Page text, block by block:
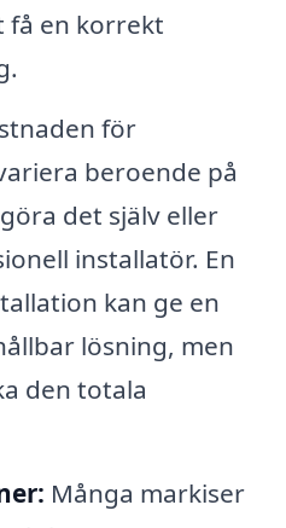
få en korrekt
för
beroende på
det själv eller
installatör. En
kan ge en
lösning, men
den totala
Många markiser